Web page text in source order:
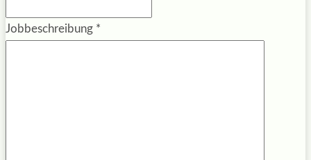
Jobbeschreibung *